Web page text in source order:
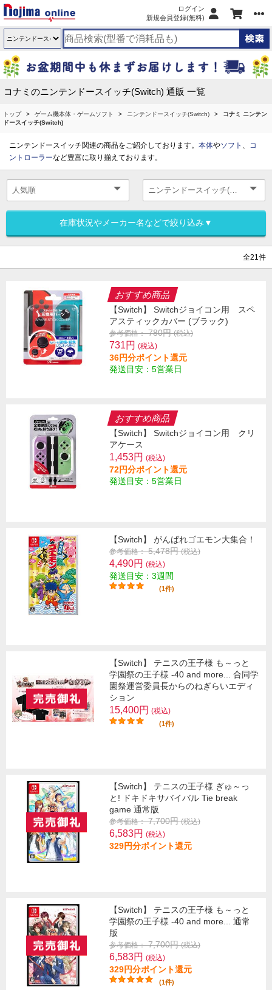
ログイン
新規会員登録(無料)
コナミのニンテンドースイッチ(Switch) 通販 一覧
トップ ゲーム機本体・ゲームソフト ニンテンドースイッチ(Switch)
コナミ ニンテン
ドースイッチ(Switch)
ニンテンドースイッチ関連の商品をご紹介しております。 本体やソフト 、 コ
ントローラーなど豊富に取り揃えております。
在庫状況やメーカー名などで絞り込み▼
全21件
おすすめ商品
【Switch】 Switchジョイコン用 スペ
アスティックカバー (ブラック)
参考価格： 780円(税込)
731円 (税込)
36円分ポイント還元
発送目安：5営業日
おすすめ商品
【Switch】 Switchジョイコン用 クリ
アケース
1,453円 (税込)
72円分ポイント還元
発送目安：5営業日
【Switch】 がんばれゴエモン大集合！
参考価格： 5,478円(税込)
4,490円 (税込)
発送目安：3週間
(1件)
【Switch】 テニスの王子様 も～っと
学園祭の王子様 -40 and more... 合同学
園祭運営委員長からのねぎらいエディ
ション
15,400円 (税込)
(1件)
【Switch】 テニスの王子様 ぎゅ～っ
と! ドキドキサバイバル Tie break
game 通常版
参考価格： 7,700円(税込)
6,583円 (税込)
329円分ポイント還元
【Switch】 テニスの王子様 も～っと
学園祭の王子様 -40 and more... 通常
版
参考価格： 7,700円(税込)
6,583円 (税込)
329円分ポイント還元
(1件)